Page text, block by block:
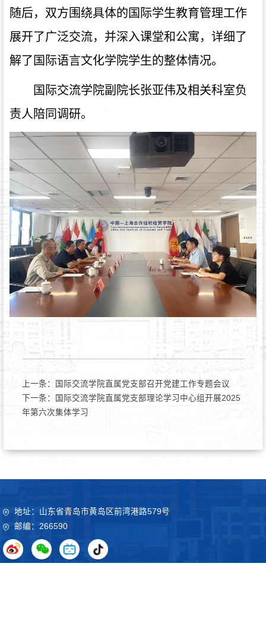
随后，双方围绕具体的国际学生教育管理工作
展开了广泛交流，并深入课堂和公寓，详细了
解了国际语言文化学院学生的整体情况。
国际交流学院副院长张亚伟及相关科室负
责人陪同调研。
上一条：
国际交流学院直属党支部召开党建工作专题会议
下一条：
国际交流学院直属党支部理论学习中心组开展2025
年第六次集体学习
地址：山东省青岛市黄岛区前湾港路579号
邮编：266590